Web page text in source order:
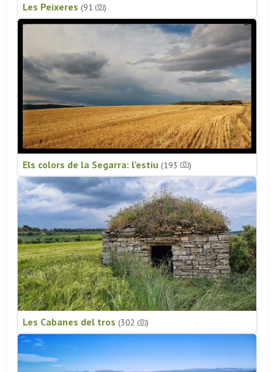
Les Peixeres (91 )
Els colors de la Segarra: l'estiu (193 )
Les Cabanes del tros (302 )